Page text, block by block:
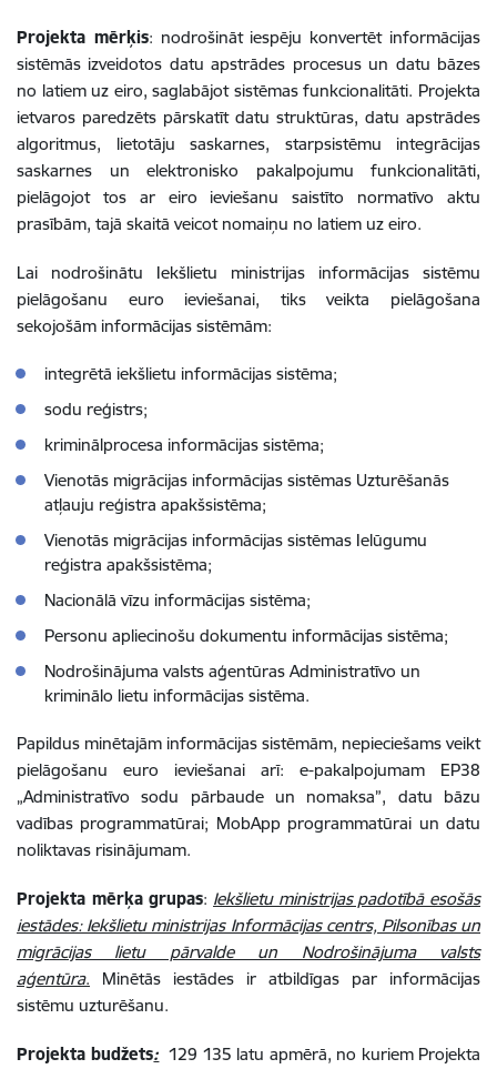
Projekta mērķis: nodrošināt iespēju konvertēt informācijas
sistēmās izveidotos datu apstrādes procesus un datu bāzes
no latiem uz eiro, saglabājot sistēmas funkcionalitāti. Projekta
ietvaros paredzēts pārskatīt datu struktūras, datu apstrādes
algoritmus, lietotāju saskarnes, starpsistēmu integrācijas
saskarnes un elektronisko pakalpojumu funkcionalitāti,
pielāgojot tos ar eiro ieviešanu saistīto normatīvo aktu
prasībām, tajā skaitā veicot nomaiņu no latiem uz eiro.
Lai nodrošinātu Iekšlietu ministrijas informācijas sistēmu
pielāgošanu euro ieviešanai, tiks veikta pielāgošana
sekojošām informācijas sistēmām:
integrētā iekšlietu informācijas sistēma;
sodu reģistrs;
kriminālprocesa informācijas sistēma;
Vienotās migrācijas informācijas sistēmas Uzturēšanās
atļauju reģistra apakšsistēma;
Vienotās migrācijas informācijas sistēmas Ielūgumu
reģistra apakšsistēma;
Nacionālā vīzu informācijas sistēma;
Personu apliecinošu dokumentu informācijas sistēma;
Nodrošinājuma valsts aģentūras Administratīvo un
kriminālo lietu informācijas sistēma.
Papildus minētajām informācijas sistēmām, nepieciešams veikt
pielāgošanu euro ieviešanai arī: e-pakalpojumam EP38
„Administratīvo sodu pārbaude un nomaksa”, datu bāzu
vadības programmatūrai; MobApp programmatūrai un datu
noliktavas risinājumam.
Projekta mērķa grupas: Iekšlietu ministrijas padotībā esošās
iestādes: Iekšlietu ministrijas Informācijas centrs, Pilsonības un
migrācijas lietu pārvalde un Nodrošinājuma valsts
aģentūra. Minētās iestādes ir atbildīgas par informācijas
sistēmu uzturēšanu.
Projekta budžets: 129 135 latu apmērā, no kuriem Projekta